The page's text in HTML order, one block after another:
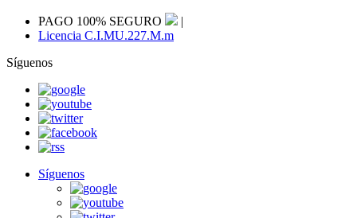
PAGO 100% SEGURO
|
Licencia C.I.MU.227.M.m
Síguenos
Síguenos